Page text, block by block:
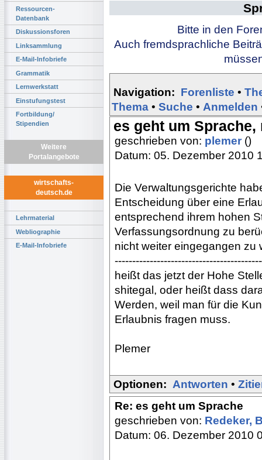
Ressourcen-
Datenbank
Diskussionsforen
Linksammlung
E-Mail-Infobriefe
Grammatik
Lernwerkstatt
Einstufungstest
Fortbildung/
Stipendien
Weitere
Portalangebote
wirtschafts-
deutsch.de
Lehrmaterial
Webliographie
E-Mail-Infobriefe
Bitte in den
Auch fremdsprachliche
Navigation: Forenliste •
Thema • Suche • Anmelden
es geht um
geschrieben von: plemer ()
Datum: 05. Dezember 2010
Die Verwaltungsgerichte
Entscheidung über eine
entsprechend ihrem hohen
Verfassungsordnung zu
nicht weiter eingegangen zu
heißt das jetzt der Hohe
shitegal, oder heißt dass
Werden, weil man für die
Erlaubnis fragen muss.
Plemer
Optionen: Antworten •
Re: es geht um Sprache
geschrieben von: Redeker,
Datum: 06. Dezember 2010